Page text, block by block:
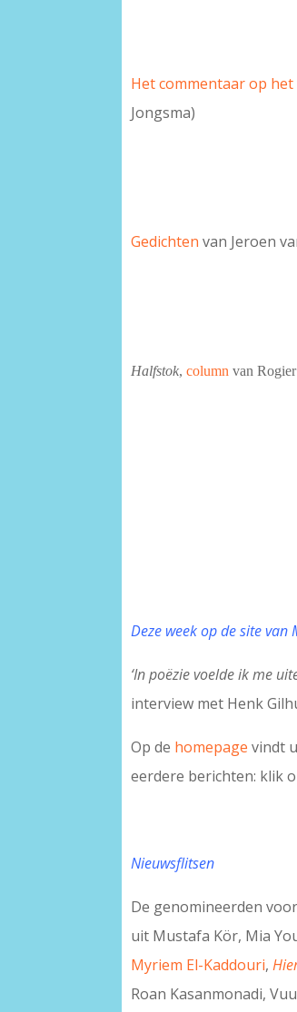
Het commentaar op
Jongsma)
Gedichten van Jeroen
Halfstok, column van
Deze week op de site van
‘In poëzie voelde ik me
interview met Henk
Op de homepage vindt
eerdere berichten: klik
Nieuwsflitsen
De genomineerden
uit Mustafa Kör, Mia
Myriem El-Kaddouri,
Roan Kasanmonadi,